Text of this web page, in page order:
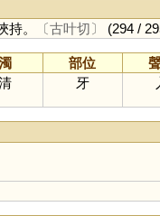
。 〔古叶切〕 (294 /
部位
牙